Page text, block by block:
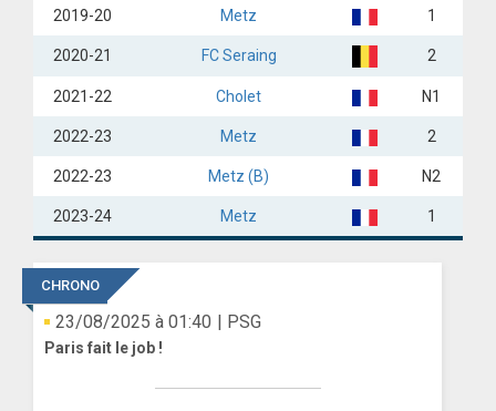
ALLEMAGNE
RECHERCHE
2019-20 Metz 1
2020-21 FC Seraing 2
2021-22 Cholet N1
2022-23 Metz 2
2022-23 Metz (B) N2
2023-24 Metz 1
CHRONO
23/08/2025 à 01:40 | PSG
Paris fait le job !